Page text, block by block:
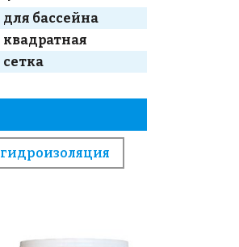
для бассейна
квадратная
сетка
гидроизоляция